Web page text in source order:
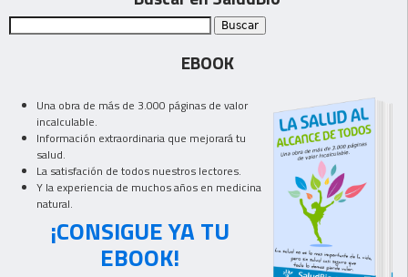
EBOOK
Una obra de más de 3.000 páginas de valor
incalculable.
Información extraordinaria que mejorará tu
salud.
La satisfación de todos nuestros lectores.
Y la experiencia de muchos años en medicina
natural.
¡CONSIGUE YA TU
EBOOK!